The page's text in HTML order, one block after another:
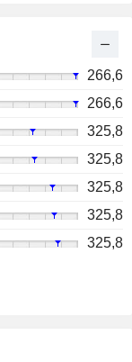
266,6
266,6
325,8
325,8
325,8
325,8
325,8